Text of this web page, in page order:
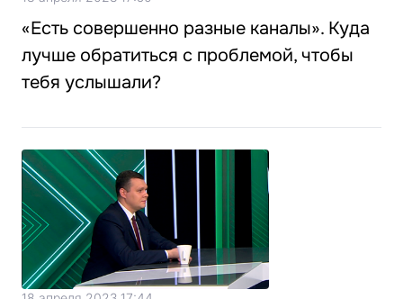
«Есть совершенно разные каналы». Куда
лучше обратиться с проблемой, чтобы
тебя услышали?